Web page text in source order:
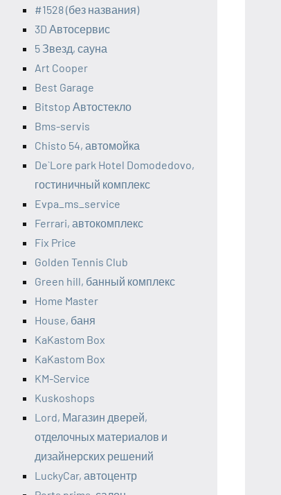
#1528 (без названия)
3D Автосервис
5 Звезд, сауна
Art Cooper
Best Garage
Bitstop Автостекло
Bms-servis
Chisto 54, автомойка
De`Lore park Hotel Domodedovo,
гостиничный комплекс
Evpa_ms_service
Ferrari, автокомплекс
Fix Price
Golden Tennis Club
Green hill, банный комплекс
Home Master
House, баня
KaKastom Box
KaKastom Box
KM-Service
Kuskoshops
Lord, Магазин дверей,
отделочных материалов и
дизайнерских решений
LuckyCar, автоцентр